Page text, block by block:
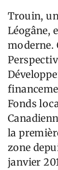
Trouin,
Léogâne,
moderne.
Fonds
la
zone
janvier